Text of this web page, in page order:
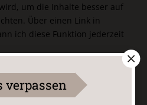
um die Inhalte besser auf
Über einen Link in
ich diese Funktion jederzeit
verpassen